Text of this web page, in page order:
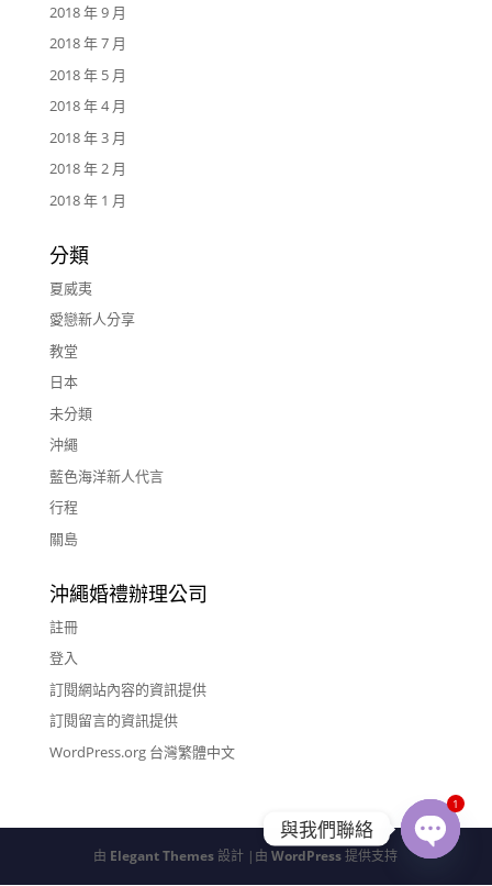
2018 年 9 月
2018 年 7 月
2018 年 5 月
2018 年 4 月
2018 年 3 月
2018 年 2 月
2018 年 1 月
分類
夏威夷
愛戀新人分享
教堂
日本
未分類
沖繩
藍色海洋新人代言
行程
關島
沖繩婚禮辦理公司
註冊
登入
訂閱網站內容的資訊提供
訂閱留言的資訊提供
WordPress.org 台灣繁體中文
由 Elegant Themes設計 |由WordPress提供支持
與我們聯絡
1